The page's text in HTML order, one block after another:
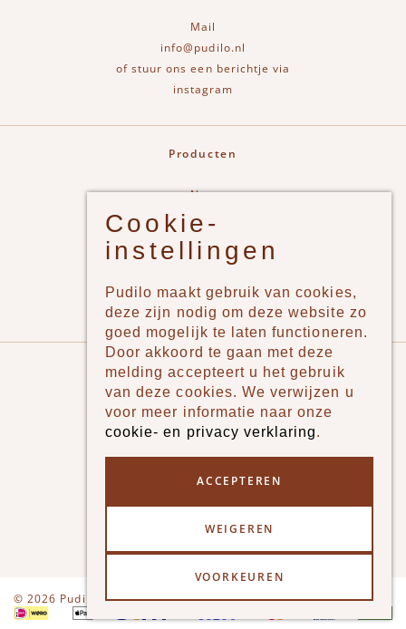
Mail
info@pudilo.nl
of stuur ons een berichtje via
instagram
Producten
New
Jongens
Meisjes
Merken
Pudilo
Over ons
Algemene voorwaarden
Klantenservice - Ruilen & Retourneren
© 2026 Pudilo DisclaimerPrivacy
Cookie-
instellingen
Pudilo maakt gebruik van cookies,
deze zijn nodig om deze website zo
goed mogelijk te laten functioneren.
Door akkoord te gaan met deze
melding accepteert u het gebruik
van deze cookies. We verwijzen u
voor meer informatie naar onze
cookie- en privacy verklaring.
ACCEPTEREN
WEIGEREN
VOORKEUREN